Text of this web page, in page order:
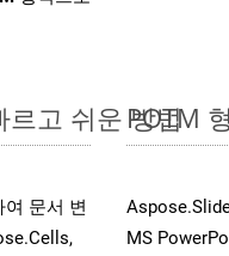
고 쉬운 방법
문서 변
POTM
MS